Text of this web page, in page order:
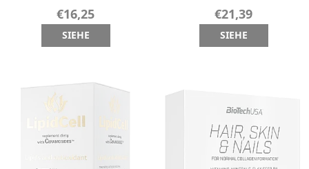
€16,25
SIEHE
€21,39
SIEHE